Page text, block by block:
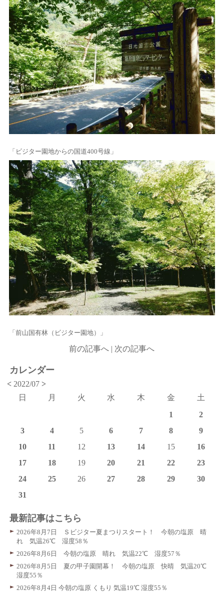
「ビジター園地からの国道400号線」
「前山国有林（ビジター園地）」
前の記事へ | 次の記事へ
カレンダー
< 2022/07>
日
月 火 水 木 金
土
1
2
3
4 5 6 7 8
9
10
11 12 13 14 15
16
17
18 19 20 21 22
23
24
25 26 27 28 29
30
31
最新記事はこちら
2026年8月7日 Ｓビジター夏まつりスタート！ 今朝の塩原 晴
れ 気温26℃ 湿度58％
2026年8月6日 今朝の塩原 晴れ 気温22℃ 湿度57％
2026年8月5日 夏の甲子園開幕！ 今朝の塩原 快晴 気温20℃
湿度55％
2026年8月4日 今朝の塩原 くもり 気温19℃ 湿度55％